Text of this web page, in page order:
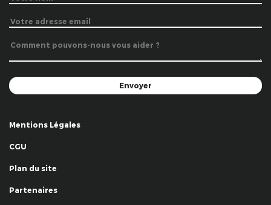
Mentions Légales
CGU
Plan du site
Partenaires